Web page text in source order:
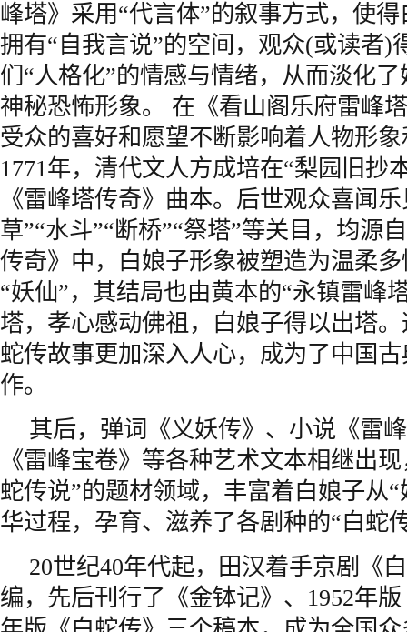
峰塔》采用“代言体”的叙事方式，使
拥有“自我言说”的空间，观众(或读者)
们“人格化”的情感与情绪，从而淡化
神秘恐怖形象。 在《看山阁乐府雷峰
受众的喜好和愿望不断影响着人物形
1771年，清代文人方成培在“梨园旧抄
《雷峰塔传奇》曲本。后世观众喜闻
草”“水斗”“断桥”“祭塔”等关目，均源
传奇》中，白娘子形象被塑造为温柔
“妖仙”，其结局也由黄本的“永镇雷峰
塔，孝心感动佛祖，白娘子得以出塔
蛇传故事更加深入人心，成为了中国
作。
其后，弹词《义妖传》、小说《雷
《雷峰宝卷》等各种艺术文本相继出
蛇传说”的题材领域，丰富着白娘子从“
华过程，孕育、滋养了各剧种的“白蛇
20世纪40年代起，田汉着手京剧《
编，先后刊行了《金钵记》、1952年